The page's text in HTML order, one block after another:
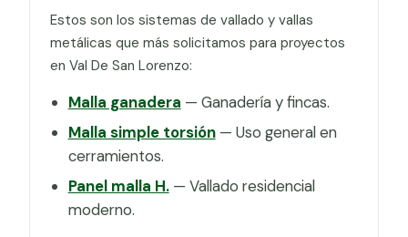
Estos son los sistemas de vallado y vallas
metálicas que más solicitamos para proyectos
en Val De San Lorenzo:
Malla ganadera — Ganadería y fincas.
Malla simple torsión— Uso general en
cerramientos.
Panel malla H.— Vallado residencial
moderno.